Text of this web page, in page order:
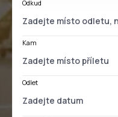
Odkud
Kam
Odlet